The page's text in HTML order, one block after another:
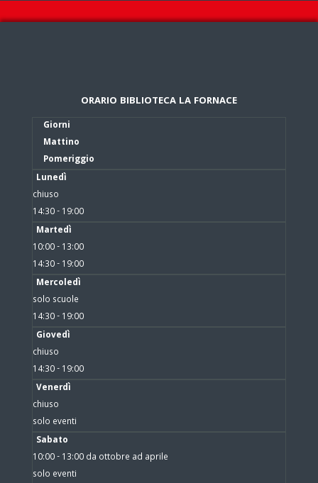
ORARIO BIBLIOTECA LA FORNACE
Giorni
Mattino
Pomeriggio
Lunedì
chiuso
14:30 - 19:00
Martedì
10:00 - 13:00
14:30 - 19:00
Mercoledì
solo scuole
14:30 - 19:00
Giovedì
chiuso
14:30 - 19:00
Venerdì
chiuso
solo eventi
Sabato
10:00 - 13:00 da ottobre ad aprile
solo eventi